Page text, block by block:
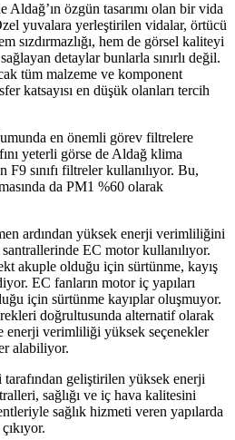
özgün tasarımı olan bir vida
yuvalara yerleştirilen vidalar, örtücü
sızdırmazlığı, hem de görsel kaliteyi
detaylar bunlarla sınırlı değil.
tüm malzeme ve komponent
katsayısı en düşük olanları tercih
en önemli görev filtrelere
yeterli görse de Aldağ klima
F9 sınıfı filtreler kullanılıyor. Bu,
da PM1 %60 olarak
ardından yüksek enerji verimliliğini
EC motor kullanılıyor.
akuple olduğu için sürtünme, kayış
EC fanların motor iç yapıları
için sürtünme kayıplar oluşmuyor.
doğrultusunda alternatif olarak
enerji verimliliği yüksek seçenekler
alabiliyor.
geliştirilen yüksek enerji
sağlığı ve iç hava kalitesini
sağlık hizmeti veren yapılarda